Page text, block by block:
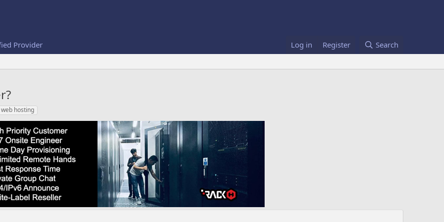
Provider Log in Register Search
web hosting